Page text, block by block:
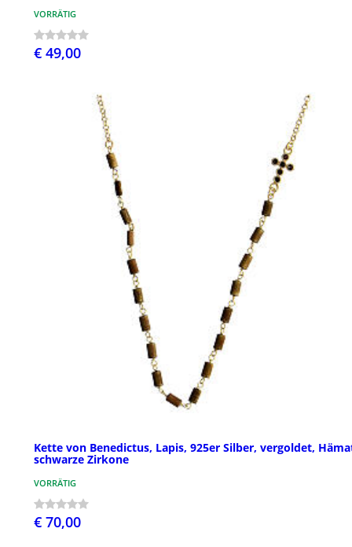
VORRÄTIG
€ 49,00
Kette von Benedictus, Lapis, 925er Silber, vergoldet,
schwarze Zirkone
VORRÄTIG
€ 70,00